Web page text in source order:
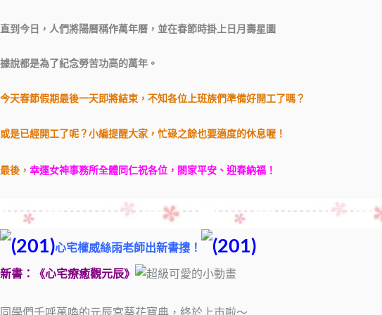
直到今日，人們將陽曆稱作萬年曆，並在春節時掛上日月壽星圖
據說都是為了紀念勞苦功高的萬年。
今天春節假期最後一天即將結束，不知各位上班族們準備好開工了嗎？
或是已經開工了呢？小編提醒大家，忙碌之餘也要適度的休息喔！
最後， 幸運女神事務所全體同仁祝各位，閤家平安、迎春納福！
心宅權威絲雨老師出新書摟！
新書：《心宅療癒觀元辰》